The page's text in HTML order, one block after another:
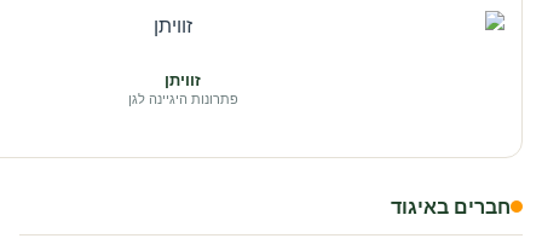
זוויתן
פתרונות היגיינה לגן
חברים באיגוד